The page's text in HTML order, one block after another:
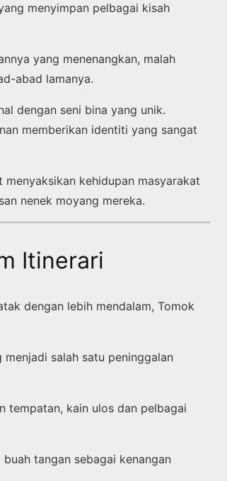
menyimpan pelbagai kisah
yang menenangkan, malah
abad lamanya.
dengan seni bina yang unik.
memberikan identiti yang sangat
kehidupan masyarakat
nenek moyang mereka.
Itinerari
dengan lebih mendalam, Tomok
salah satu peninggalan
tempatan, kain ulos dan pelbagai
tangan sebagai kenangan